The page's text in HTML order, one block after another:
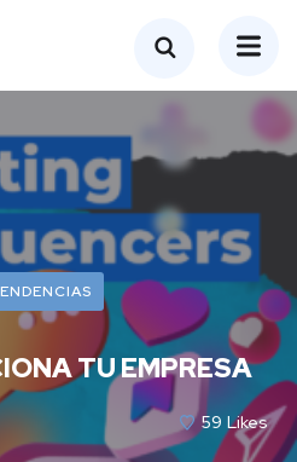
TU EMPRESA
59 Likes